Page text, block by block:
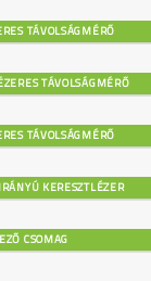
TÁVOLSÁGMÉRŐ
TÁVOLSÁGMÉRŐ
TÁVOLSÁGMÉRŐ
KERESZTLÉZER
CSOMAG